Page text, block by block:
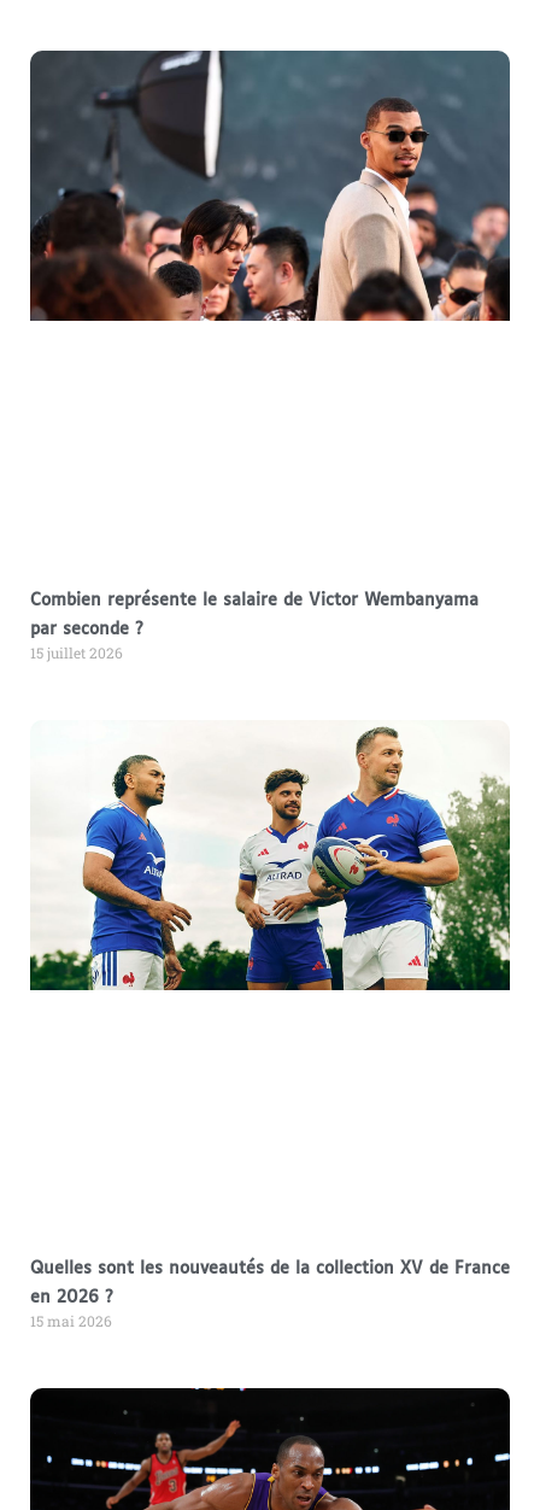
Combien représente le salaire de Victor Wembanyama
par seconde ?
15 juillet 2026
Quelles sont les nouveautés de la collection XV de France
en 2026 ?
15 mai 2026